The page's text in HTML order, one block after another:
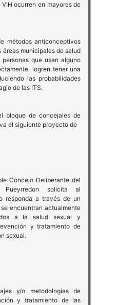
ocurren en mayores de
métodos anticonceptivos
municipales de salud
que usan alguno
logren tener una
las probabilidades
de las ITS.
bloque de concejales de
el siguiente proyecto de
Concejo Deliberante del
solicita al
responda a través de un
encuentran actualmente
a la salud sexual y
y tratamiento de
sexual.
y/o metodologías de
y tratamiento de las